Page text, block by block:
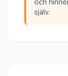
och
själv.